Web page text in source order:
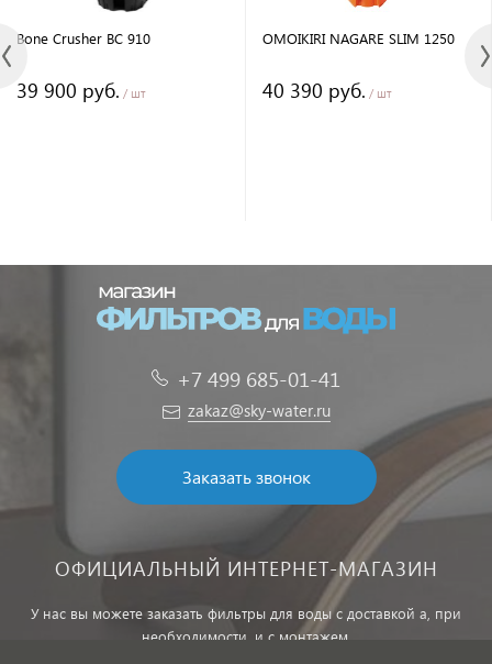
Bone Crusher BC 910
39 900 руб. / шт
OMOIKIRI NAGARE SLIM 1250
40 390 руб. / шт
+7 499 685-01-41
zakaz@sky-water.ru
Заказать звонок
ОФИЦИАЛЬНЫЙ ИНТЕРНЕТ-МАГАЗИН
У нас вы можете заказать фильтры для воды с доставкой а, при
необходимости, и с монтажем.